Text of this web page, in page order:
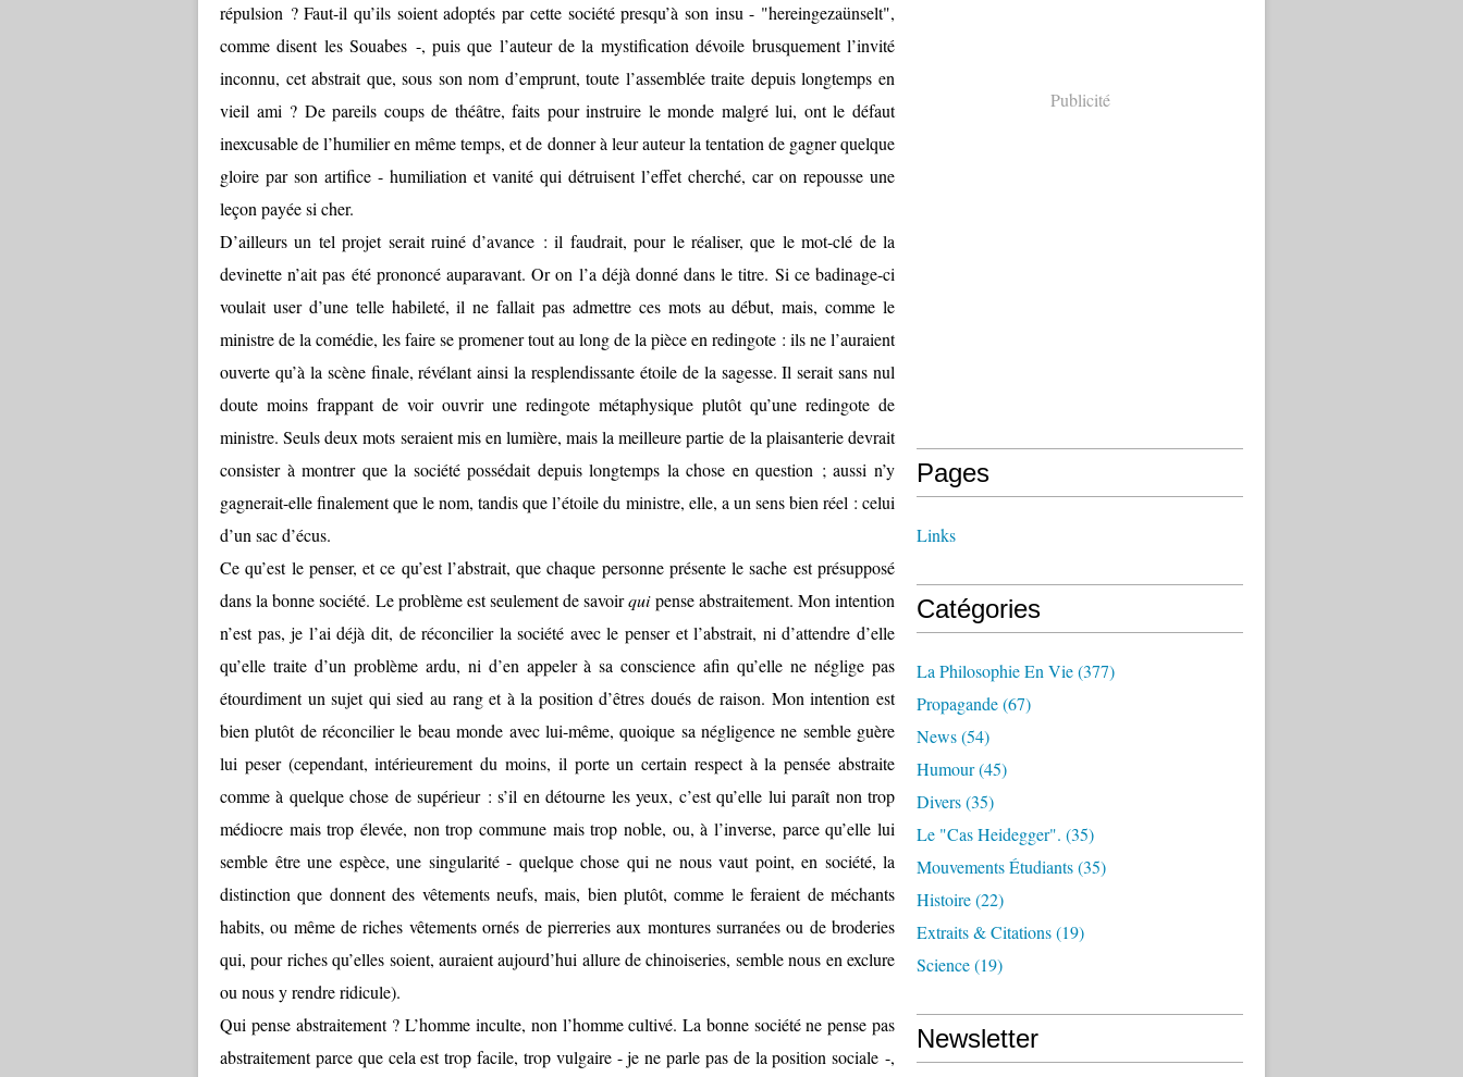
répulsion ? Faut-il qu’ils soient adoptés par cette société presqu’à son insu - "hereingezaünselt",
comme disent les Souabes -, puis que l’auteur de la mystification dévoile brusquement l’invité
inconnu, cet abstrait que, sous son nom d’emprunt, toute l’assemblée traite depuis longtemps en
vieil ami ? De pareils coups de théâtre, faits pour instruire le monde malgré lui, ont le défaut
inexcusable de l’humilier en même temps, et de donner à leur auteur la tentation de gagner quelque
gloire par son artifice - humiliation et vanité qui détruisent l’effet cherché, car on repousse une
leçon payée si cher.
D’ailleurs un tel projet serait ruiné d’avance : il faudrait, pour le réaliser, que le mot-clé de la
devinette n’ait pas été prononcé auparavant. Or on l’a déjà donné dans le titre. Si ce badinage-ci
voulait user d’une telle habileté, il ne fallait pas admettre ces mots au début, mais, comme le
ministre de la comédie, les faire se promener tout au long de la pièce en redingote : ils ne l’auraient
ouverte qu’à la scène finale, révélant ainsi la resplendissante étoile de la sagesse. Il serait sans nul
doute moins frappant de voir ouvrir une redingote métaphysique plutôt qu’une redingote de
ministre. Seuls deux mots seraient mis en lumière, mais la meilleure partie de la plaisanterie devrait
consister à montrer que la société possédait depuis longtemps la chose en question ; aussi n’y
gagnerait-elle finalement que le nom, tandis que l’étoile du ministre, elle, a un sens bien réel : celui
d’un sac d’écus.
Ce qu’est le penser, et ce qu’est l’abstrait, que chaque personne présente le sache est présupposé
dans la bonne société. Le problème est seulement de savoirquipense abstraitement. Mon intention
n’est pas, je l’ai déjà dit, de réconcilier la société avec le penser et l’abstrait, ni d’attendre d’elle
qu’elle traite d’un problème ardu, ni d’en appeler à sa conscience afin qu’elle ne néglige pas
étourdiment un sujet qui sied au rang et à la position d’êtres doués de raison. Mon intention est
bien plutôt de réconcilier le beau monde avec lui-même, quoique sa négligence ne semble guère
lui peser (cependant, intérieurement du moins, il porte un certain respect à la pensée abstraite
comme à quelque chose de supérieur : s’il en détourne les yeux, c’est qu’elle lui paraît non trop
médiocre mais trop élevée, non trop commune mais trop noble, ou, à l’inverse, parce qu’elle lui
semble être une espèce, une singularité - quelque chose qui ne nous vaut point, en société, la
distinction que donnent des vêtements neufs, mais, bien plutôt, comme le feraient de méchants
habits, ou même de riches vêtements ornés de pierreries aux montures surranées ou de broderies
qui, pour riches qu’elles soient, auraient aujourd’hui allure de chinoiseries, semble nous en exclure
ou nous y rendre ridicule).
Qui pense abstraitement ? L’homme inculte, non l’homme cultivé. La bonne société ne pense pas
abstraitement parce que cela est trop facile, trop vulgaire - je ne parle pas de la position sociale -,
Publicité
Pages
Links
Catégories
La Philosophie En Vie(377)
Propagande(67)
News(54)
Humour(45)
Divers(35)
Le "cas Heidegger". (35)
Mouvements Étudiants(35)
Histoire(22)
Extraits & Citations(19)
Science(19)
Newsletter